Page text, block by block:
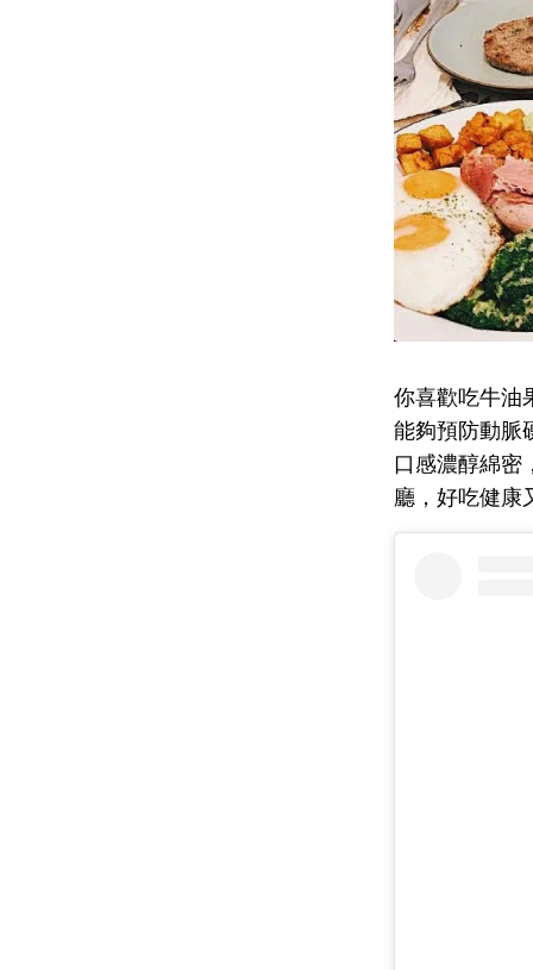
你喜歡吃牛油
能夠預防動脈
口感濃醇綿密
廳，好吃健康